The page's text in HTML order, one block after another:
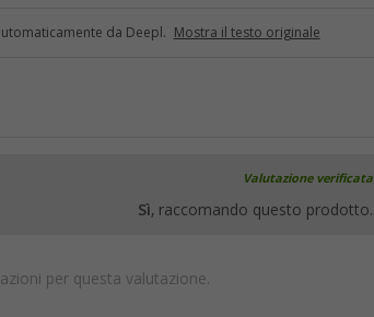
da Deepl. Mostra il testo originale
Valutazione verificata
Sì, raccomando questo prodotto.
per questa valutazione.